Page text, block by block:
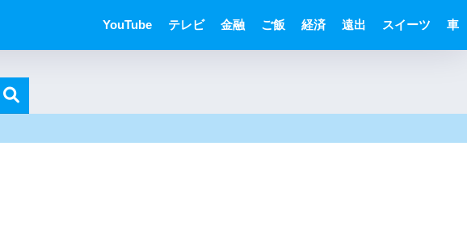
YouTube テレビ 金融 ご飯 経済 遠出 スイーツ 車